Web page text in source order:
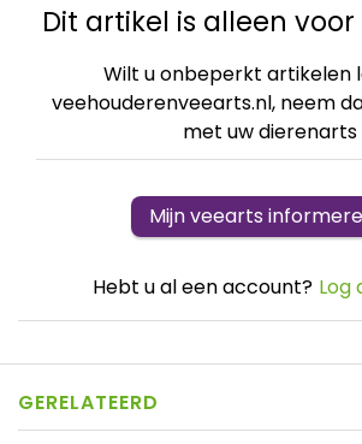
Dit artikel is alleen
Wilt u onbeperkt artikelen
veehouderenveearts.nl, neem
met uw dierenarts
Mijn veearts
Hebt u al een account? Log
GERELATEERD